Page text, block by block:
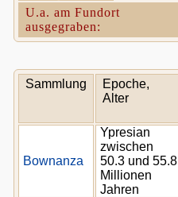
U.a. am Fundort
ausgegraben:
Sammlung
Epoche,
Alter
Bownanza
Ypresian
zwischen
50.3 und 55.8
Millionen
Jahren